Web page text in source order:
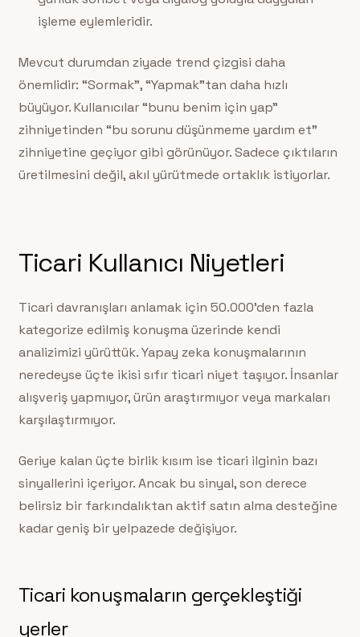
işleme eylemleridir.
Mevcut durumdan ziyade trend çizgisi daha
önemlidir: “Sormak”, “Yapmak”tan daha hızlı
büyüyor. Kullanıcılar “bunu benim için yap”
zihniyetinden “bu sorunu düşünmeme yardım et”
zihniyetine geçiyor gibi görünüyor. Sadece çıktıların
üretilmesini değil, akıl yürütmede ortaklık istiyorlar.
Ticari Kullanıcı Niyetleri
Ticari davranışları anlamak için 50.000’den fazla
kategorize edilmiş konuşma üzerinde kendi
analizimizi yürüttük. Yapay zeka konuşmalarının
neredeyse üçte ikisi sıfır ticari niyet taşıyor. İnsanlar
alışveriş yapmıyor, ürün araştırmıyor veya markaları
karşılaştırmıyor.
Geriye kalan üçte birlik kısım ise ticari ilginin bazı
sinyallerini içeriyor. Ancak bu sinyal, son derece
belirsiz bir farkındalıktan aktif satın alma desteğine
kadar geniş bir yelpazede değişiyor.
Ticari konuşmaların gerçekleştiği
yerler